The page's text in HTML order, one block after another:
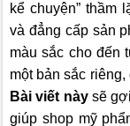
kể chuyện” thầm
và đẳng cấp sản
màu sắc cho đến
một bản sắc
Bài viết nàysẽ
giúp shop mỹ